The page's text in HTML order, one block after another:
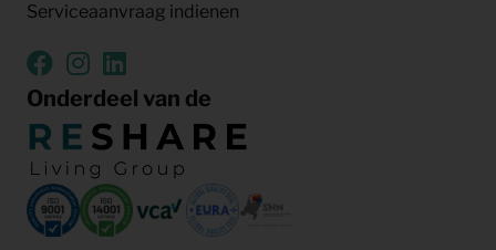
Serviceaanvraag indienen
Onderdeel van de